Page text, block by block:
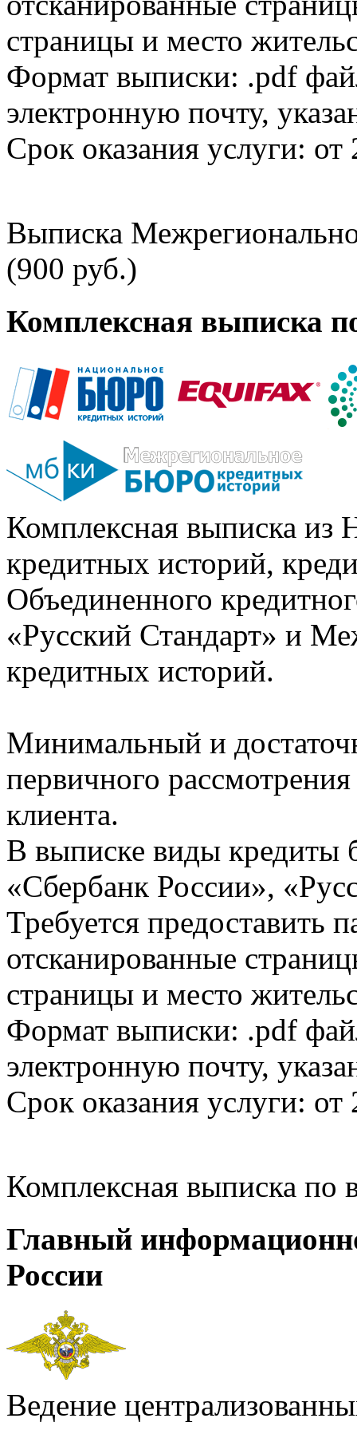
страницы и место
Формат выписки: .pdf
электронную почту,
Срок оказания услуги: от
Выписка
(900 руб.)
Комплексная выписка
Комплексная выписка из
кредитных историй,
Объединенного
«Русский Стандарт» и
кредитных историй.
Минимальный и
первичного
клиента.
В выписке виды кредиты
«Сбербанк России»,
Требуется предоставить
отсканированные
страницы и место
Формат выписки: .pdf
электронную почту,
Срок оказания услуги: от
Комплексная выписка
Главный
России
Ведение